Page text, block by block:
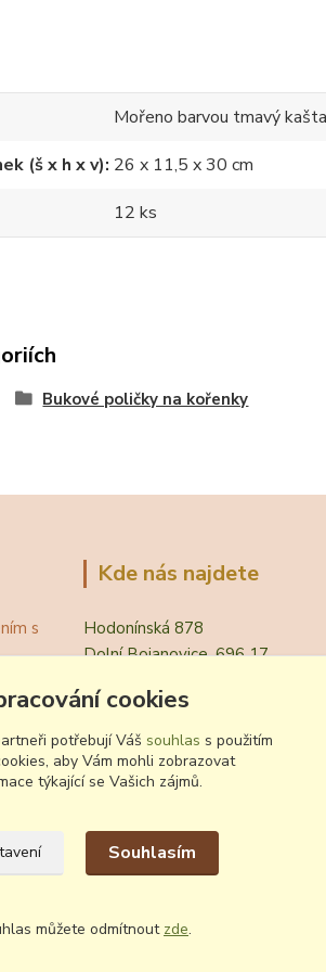
Mořeno barvou tmavý
(š x h x v) 26 x 11,5 x 30 cm
12 ks
Bukové poličky na kořenky
s
Kde nás najdete
Hodonínská 878
Dolní Bojanovice, 696 17
cookies
potřebují Váš souhlas s použitím
aby Vám mohli zobrazovat
týkající se Vašich zájmů.
Souhlasím
můžete odmítnout zde.